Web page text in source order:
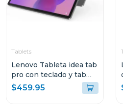
Tablets
Lenovo Tableta idea tab
pro con teclado y tab
pen plus + moto buds
8gb de ram y 256 gb
$459.95